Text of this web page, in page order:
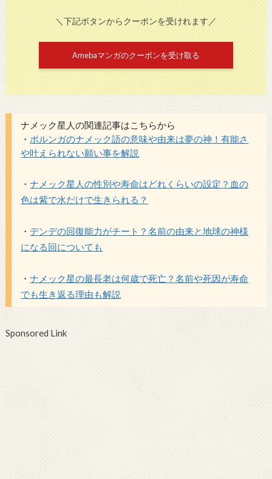
＼下記ボタンからクーポンを受けれます／
Amebaマンガのクーポンを受け取る
ナメック星人の関連記事はこちらから
・ ポルンガのナメック語の意味や由来は夢の神！有能さ
や叶えられない願い事を解説
・ナメック星人の性別や寿命はどれくらいの設定？血の
色は紫で水だけで生きられる？
・ デンデの回復能力がチート？名前の由来と地球の神様
になる回についても
・ナメック星の最長老は何歳で死亡？名前や死因が寿命
でも生き返る理由も解説
Sponsored Link